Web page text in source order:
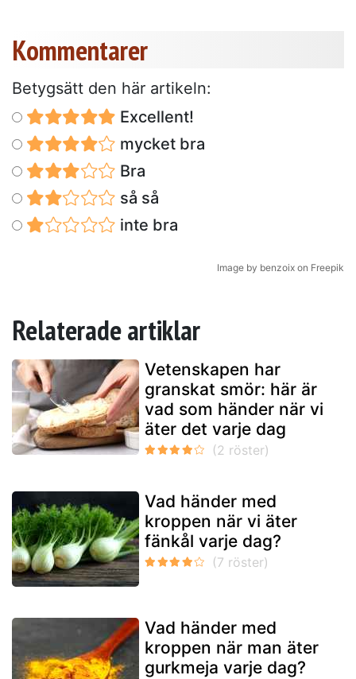
Kommentarer
Betygsätt den här artikeln:
Excellent!
mycket bra
Bra
så så
inte bra
Image by benzoix on Freepik
Relaterade artiklar
Vetenskapen har
granskat smör: här är
vad som händer när vi
äter det varje dag
Vad händer med
kroppen när vi äter
fänkål varje dag?
Vad händer med
kroppen när man äter
gurkmeja varje dag?